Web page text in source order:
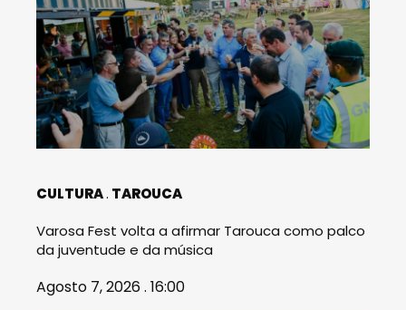
CULTURA TAROUCA
Varosa Fest volta a afirmar Tarouca como palco
da juventude e da música
Agosto 7, 2026 . 16:00